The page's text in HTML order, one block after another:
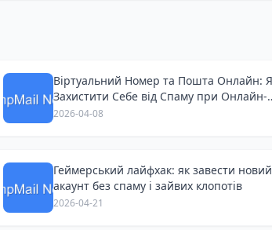
Віртуальний Номер та Пошта Онлайн:
Захистити Себе від Спаму при Онлайн-
Покупках
2026-04-08
Геймерський лайфхак: як завести новий
акаунт без спаму і зайвих клопотів
2026-04-21